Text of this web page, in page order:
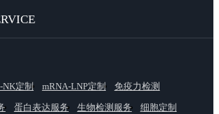
NK定制 mRNA-LNP定制
免疫力检测
蛋白表达服务 生物检测服务 细胞定制